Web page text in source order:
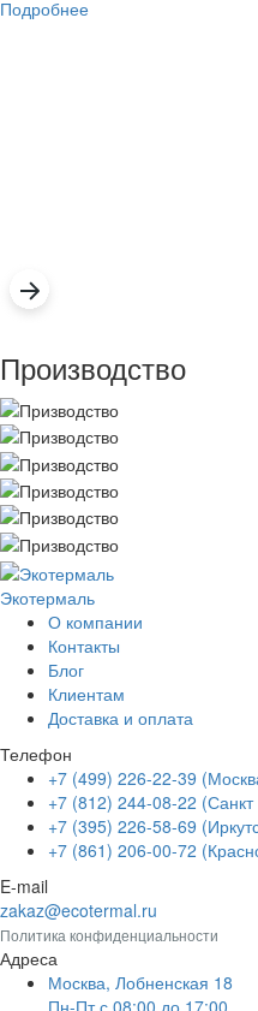
Подробнее
Производство
Экотермаль
О компании
Контакты
Блог
Клиентам
Доставка и оплата
Телефон
+7 (499) 226-22-39
+7 (812) 244-08-22 (Санкт
+7 (395) 226-58-69
+7 (861) 206-00-72
E-mail
zakaz@ecotermal.ru
Политика конфиденциальности
Адреса
Москва, Лобненская 18
Пн-Пт с 08:00 до 17:00